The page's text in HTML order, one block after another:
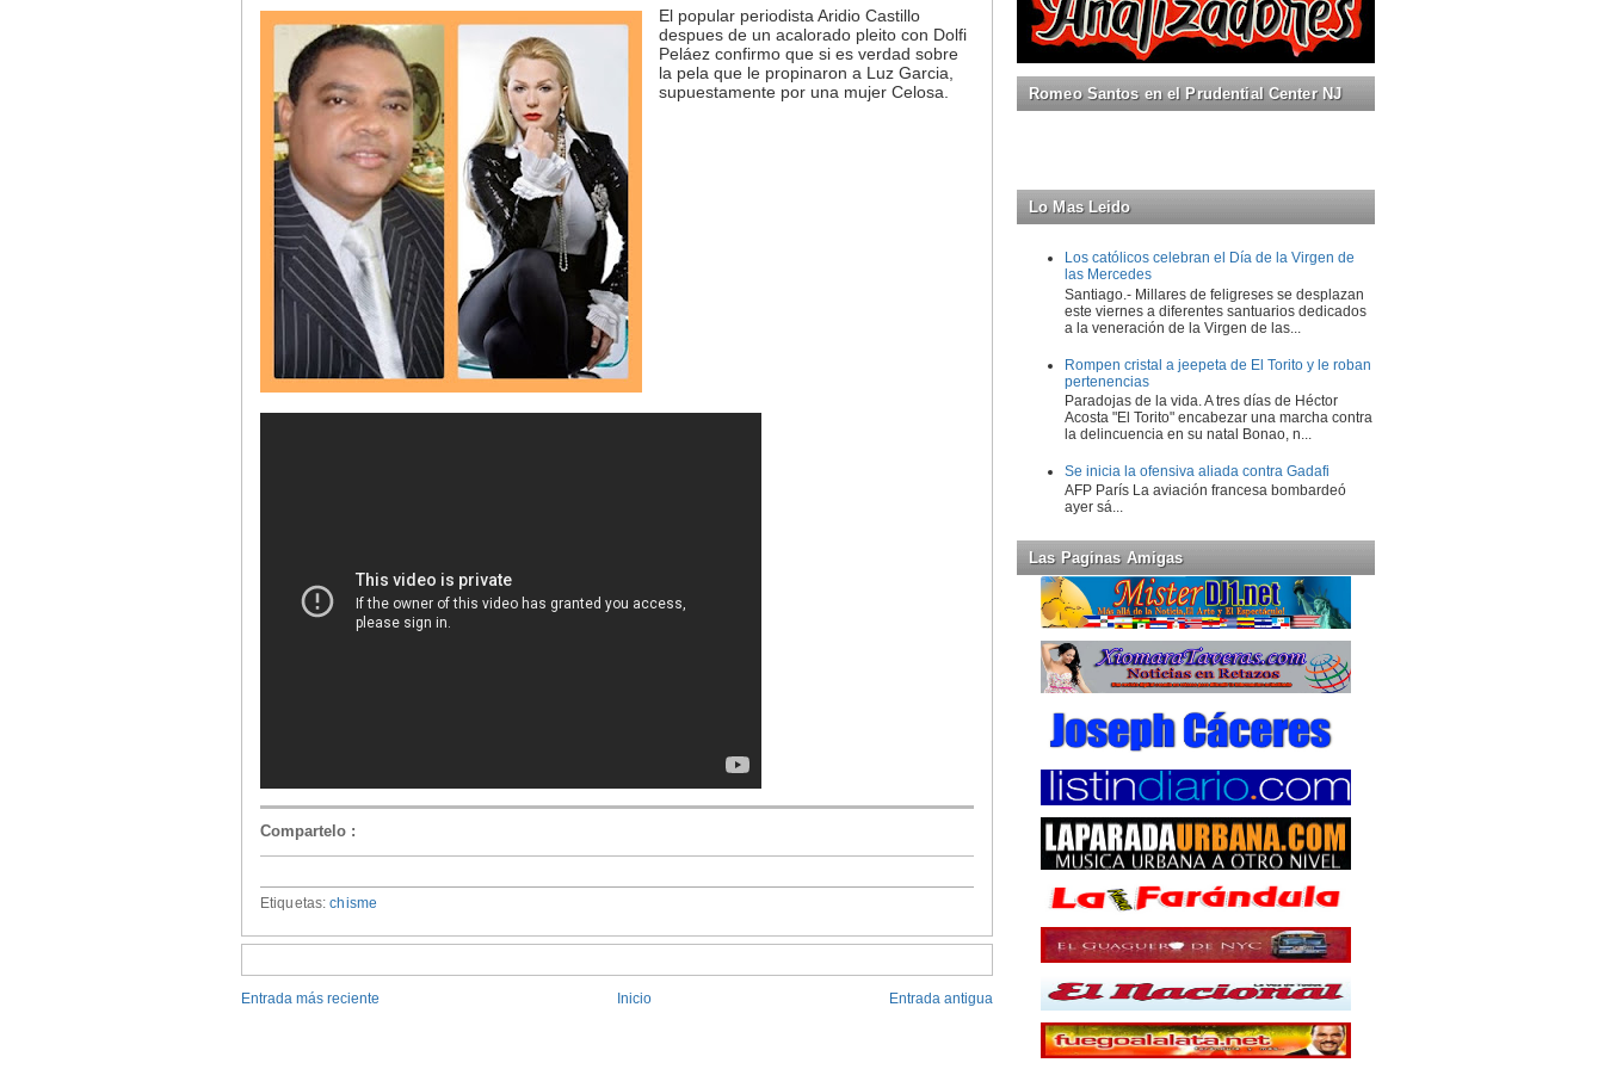
El popular periodista Aridio Castillo
despues de un acalorado pleito con Dolfi
Peláez confirmo que si es verdad sobre
la pela que le propinaron a Luz Garcia,
supuestamente por una mujer Celosa.
Compartelo :
Etiquetas:chisme
Entrada más reciente Entrada antigua
Inicio
Romeo Santos en el Prudential Center NJ
Lo Mas Leido
Los católicos celebran el Día de la Virgen de
las Mercedes
Santiago.- Millares de feligreses se desplazan
este viernes a diferentes santuarios dedicados
a la veneración de la Virgen de las...
Rompen cristal a jeepeta de El Torito y le roban
pertenencias
Paradojas de la vida. A tres días de Héctor
Acosta "El Torito" encabezar una marcha contra
la delincuencia en su natal Bonao, n...
Se inicia la ofensiva aliada contra Gadafi
AFP París La aviación francesa bombardeó
ayer sá...
Las Paginas Amigas